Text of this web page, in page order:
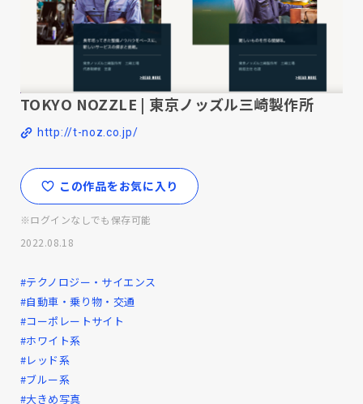
TOKYO NOZZLE | 東京ノッズル三崎製作所
http://t-noz.co.jp/
この作品をお気に入り
※ログインなしでも保存可能
2022.08.18
#テクノロジー・サイエンス
#自動車・乗り物・交通
#コーポレートサイト
#ホワイト系
#レッド系
#ブルー系
#大きめ写真